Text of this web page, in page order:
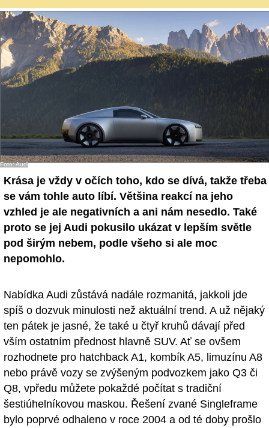
Foto: Audi
Krása je vždy v očích toho, kdo se dívá, takže třeba
se vám tohle auto líbí. Většina reakcí na jeho
vzhled je ale negativních a ani nám nesedlo. Také
proto se jej Audi pokusilo ukázat v lepším světle
pod širým nebem, podle všeho si ale moc
nepomohlo.
Nabídka Audi zůstává nadále rozmanitá, jakkoli jde
spíš o dozvuk minulosti než aktuální trend. A už nějaký
ten pátek je jasné, že také u čtyř kruhů dávají před
vším ostatním přednost hlavně SUV. Ať se ovšem
rozhodnete pro hatchback A1, kombík A5, limuzínu A8
nebo právě vozy se zvýšeným podvozkem jako Q3 či
Q8, vpředu můžete pokaždé počítat s tradiční
šestiúhelníkovou maskou. Řešení zvané Singleframe
bylo poprvé odhaleno v roce 2004 a od té doby prošlo